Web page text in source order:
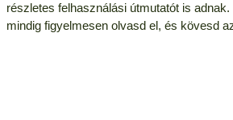
részletes felhasználási útmutatót is
mindig figyelmesen olvasd el, és kövesd